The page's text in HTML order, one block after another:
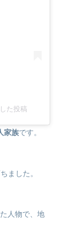
た投稿
家族です。
ました。
人物で、地